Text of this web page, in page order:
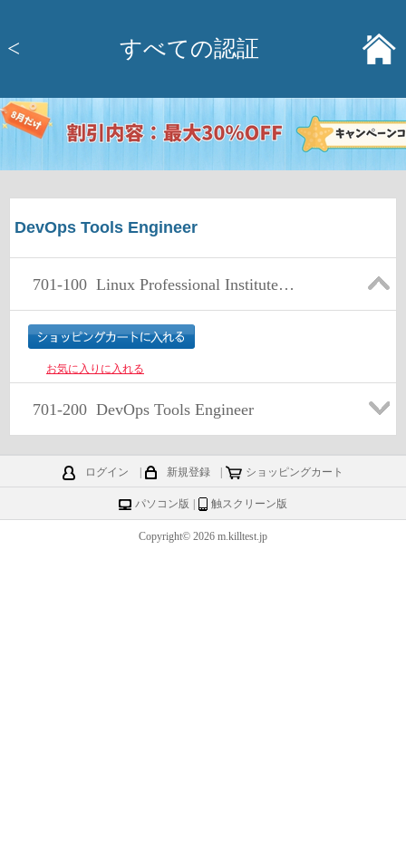
< すべての認証
DevOps Tools Engineer
701-100 Linux Professional Institute DevOps Tools Engineer Exam 701
お気に入りに入れる
701-200 DevOps Tools Engineer
ログイン 新規登録 ショッピングカート
パソコン版 触スクリーン版
Copyright© 2026 m.killtest.jp